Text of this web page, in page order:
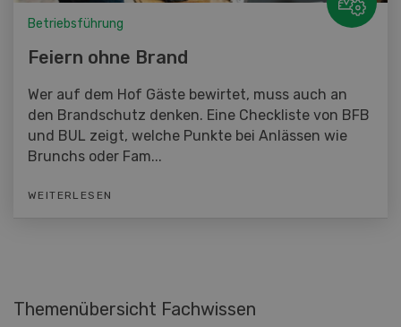
Betriebsführung
Feiern ohne Brand
Wer auf dem Hof Gäste bewirtet, muss auch an
den Brandschutz denken. Eine Checkliste von BFB
und BUL zeigt, welche Punkte bei Anlässen wie
Brunchs oder Fam...
WEITERLESEN
Themenübersicht Fachwissen